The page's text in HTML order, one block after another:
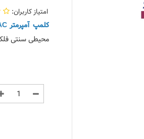
کلمپ آمپرمتر AC فلوک مدل FLUKE 322
محیطی سنتی